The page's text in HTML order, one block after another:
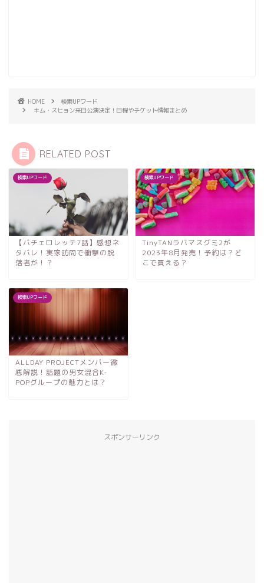
HOME
検索UPワード
キム・スヒョン来日公演決定！日程やチケット情報まとめ
RELATED POST
検索UPワード
【バチェロレッテ7話】感想ネ
タバレ！実家訪問で衝撃の脱
落者が！？
検索UPワード
TinyTANラバマスグミ2が
2023年8月発売！予約は？ど
こで買える？
検索UPワード
ALLDAY PROJECTメンバー徹
底解説！話題の男女混合K-
POPグループの魅力とは？
スポンサーリンク